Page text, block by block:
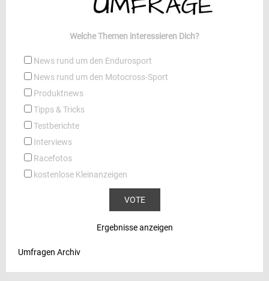
Welche Themen interessieren Dich?
News rund um den Endurosport
News rund um den Motocross-Sport
Produktnews
Tipps & Tricks
Testberichte
Interviews
Racefotos
kostenlose Kleinanzeigen
Ergebnisse anzeigen
Umfragen Archiv